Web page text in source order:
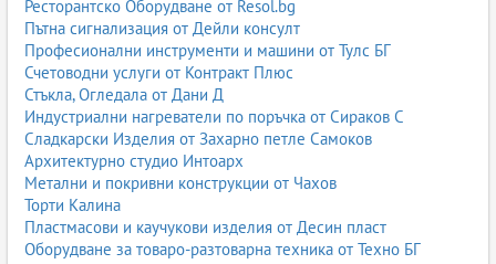
Ресторантско Оборудване от Resol.bg
Пътна сигнализация от Дейли консулт
Професионални инструменти и машини от Тулс БГ
Счетоводни услуги от Контракт Плюс
Стъкла, Огледала от Дани Д
Индустриални нагреватели по поръчка от Сираков С
Сладкарски Изделия от Захарно петле Самоков
Архитектурно студио Интоарх
Метални и покривни конструкции от Чахов
Торти Калина
Пластмасови и каучукови изделия от Десин пласт
Оборудване за товаро-разтоварна техника от Техно БГ